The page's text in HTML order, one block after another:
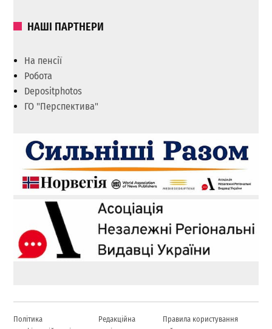
НАШІ ПАРТНЕРИ
На пенсії
Робота
Depositphotos
ГО "Перспектива"
Політика
Редакційна
Правила користування